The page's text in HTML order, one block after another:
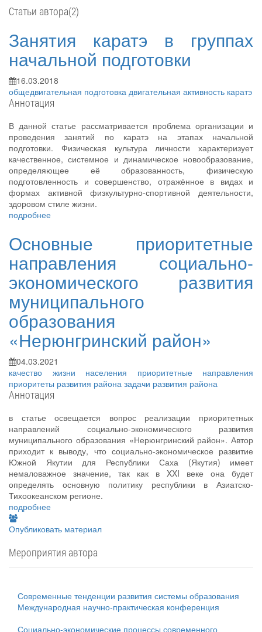
Статьи автора(2)
Занятия каратэ в группах
начальной подготовки
16.03.2018
общедвигательная подготовка двигательная активность каратэ
Аннотация
В данной статье рассматривается проблема организации и
проведения занятий по каратэ на этапах начальной
подготовки. Физическая культура личности характеризует
качественное, системное и динамическое новообразование,
определяющее её образованность, физическую
подготовленность и совершенство, отражённое в видах и
формах активной физкультурно-спортивной деятельности,
здоровом стиле жизни.
подробнее
Основные приоритетные
направления социально-
экономического развития
муниципального
образования
«Нерюнгринский район»
04.03.2021
качество жизни населения приоритетные направления
приоритеты развития района задачи развития района
Аннотация
в статье освещается вопрос реализации приоритетных
направлений социально-экономического развития
муниципального образования «Нерюнгринский район». Автор
приходит к выводу, что социально-экономическое развитие
Южной Якутии для Республики Саха (Якутия) имеет
немаловажное значение, так как в XXI веке она будет
определять основную политику республики в Азиатско-
Тихоокеанском регионе.
подробнее
Опубликовать материал
Мероприятия автора
Современные тенденции развития системы образования
Международная научно-практическая конференция
Социально-экономические процессы современного